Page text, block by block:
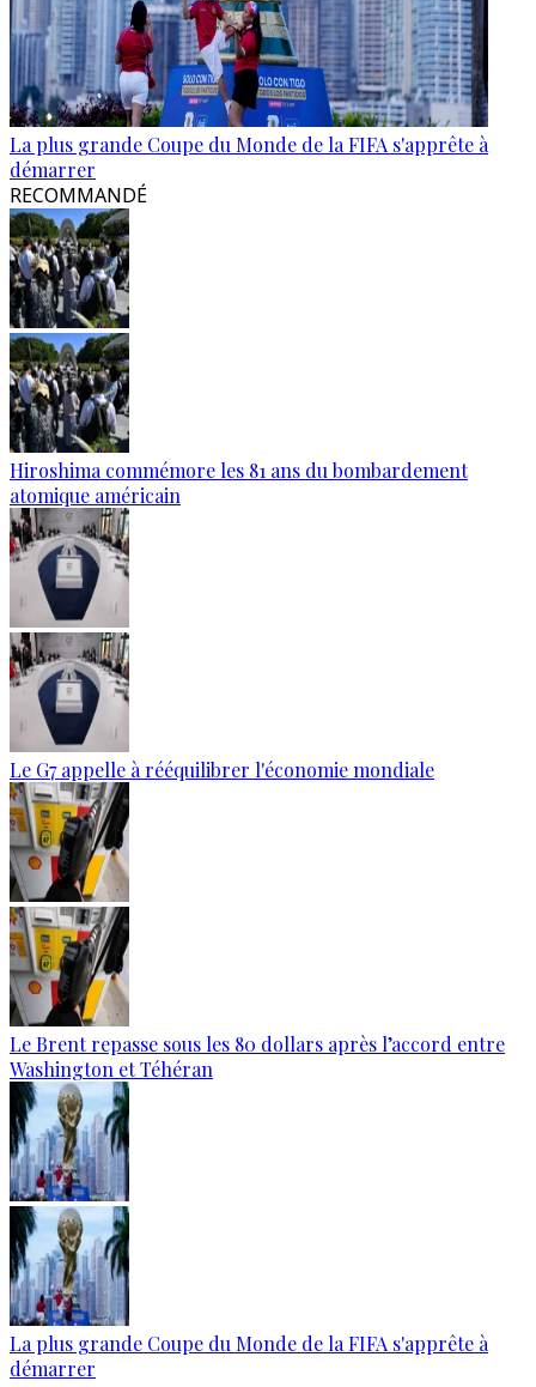
La plus grande Coupe du Monde de la FIFA s'apprête à
démarrer
RECOMMANDÉ
Hiroshima commémore les 81 ans du bombardement
atomique américain
Le G7 appelle à rééquilibrer l'économie mondiale
Le Brent repasse sous les 80 dollars après l’accord entre
Washington et Téhéran
La plus grande Coupe du Monde de la FIFA s'apprête à
démarrer